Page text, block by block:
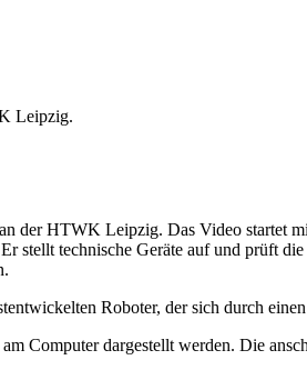
Leipzig.
der HTWK Leipzig. Das Video startet
stellt technische Geräte auf und prüft
Roboter, der sich durch
Computer dargestellt werden. Die